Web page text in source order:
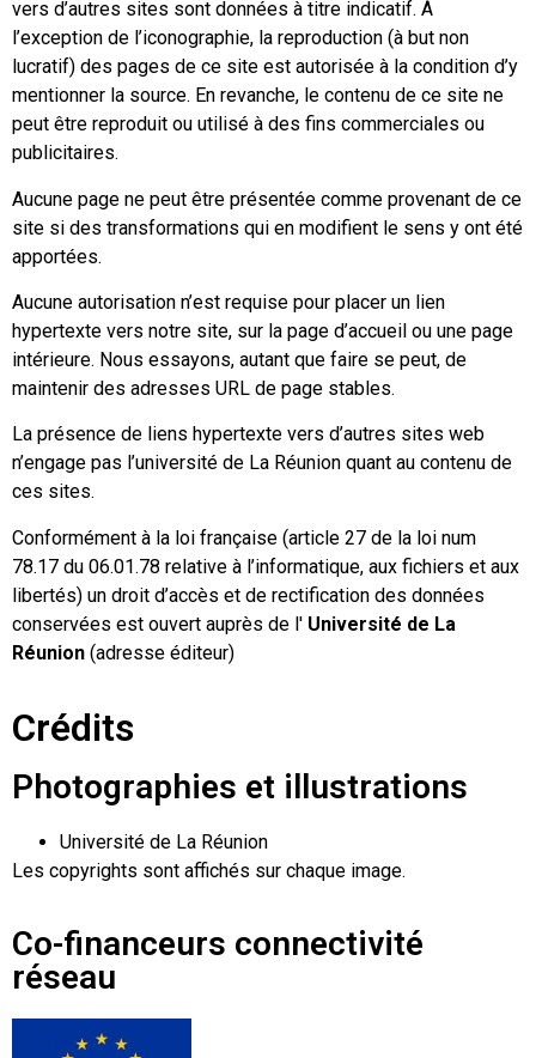
vers d’autres sites sont données à titre indicatif. À
l’exception de l’iconographie, la reproduction (à but non
lucratif) des pages de ce site est autorisée à la condition d’y
mentionner la source. En revanche, le contenu de ce site ne
peut être reproduit ou utilisé à des fins commerciales ou
publicitaires.
Aucune page ne peut être présentée comme provenant de ce
site si des transformations qui en modifient le sens y ont été
apportées.
Aucune autorisation n’est requise pour placer un lien
hypertexte vers notre site, sur la page d’accueil ou une page
intérieure. Nous essayons, autant que faire se peut, de
maintenir des adresses URL de page stables.
La présence de liens hypertexte vers d’autres sites web
n’engage pas l’université de La Réunion quant au contenu de
ces sites.
Conformément à la loi française (article 27 de la loi num
78.17 du 06.01.78 relative à l’informatique, aux fichiers et aux
libertés) un droit d’accès et de rectification des données
conservées est ouvert auprès de l' Université de La
Réunion (adresse éditeur)
Crédits
Photographies et illustrations
Université de La Réunion
Les copyrights sont affichés sur chaque image.
Co-financeurs connectivité
réseau